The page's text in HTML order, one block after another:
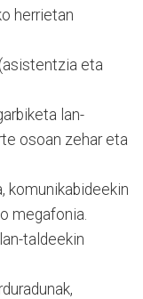
herrietan
eta
lan-
osoan zehar eta
komunikabideekin
megafonia.
taldeekin